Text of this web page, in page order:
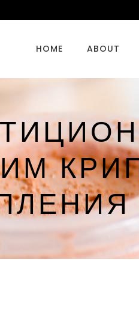
HOME ABOUT